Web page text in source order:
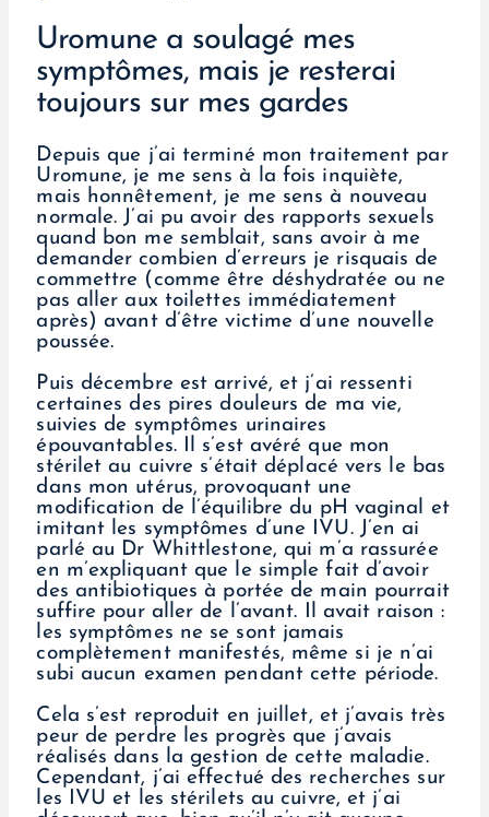
Uromune a soulagé mes
symptômes, mais je resterai
toujours sur mes gardes
Depuis que j’ai terminé mon traitement par
Uromune, je me sens à la fois inquiète,
mais honnêtement, je me sens à nouveau
normale. J’ai pu avoir des rapports sexuels
quand bon me semblait, sans avoir à me
demander combien d’erreurs je risquais de
commettre (comme être déshydratée ou ne
pas aller aux toilettes immédiatement
après) avant d’être victime d’une nouvelle
poussée.
Puis décembre est arrivé, et j’ai ressenti
certaines des pires douleurs de ma vie,
suivies de symptômes urinaires
épouvantables. Il s’est avéré que mon
stérilet au cuivre s’était déplacé vers le bas
dans mon utérus, provoquant une
modification de l’équilibre du pH vaginal et
imitant les symptômes d’une IVU. J’en ai
parlé au Dr Whittlestone, qui m’a rassurée
en m’expliquant que le simple fait d’avoir
des antibiotiques à portée de main pourrait
suffire pour aller de l’avant. Il avait raison :
les symptômes ne se sont jamais
complètement manifestés, même si je n’ai
subi aucun examen pendant cette période.
Cela s’est reproduit en juillet, et j’avais très
peur de perdre les progrès que j’avais
réalisés dans la gestion de cette maladie.
Cependant, j’ai effectué des recherches sur
les IVU et les stérilets au cuivre, et j’ai